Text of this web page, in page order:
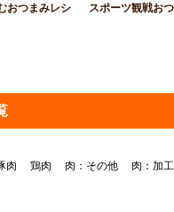
おつまみレシ
スポーツ観戦お
肉 鶏肉 肉：その他 肉：加